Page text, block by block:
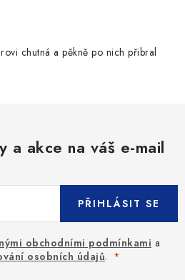
chutná a pěkně po nich přibral
a akce na váš e-mail
obchodními podmínkami a
osobních údajů.
PŘIHLÁSIT SE